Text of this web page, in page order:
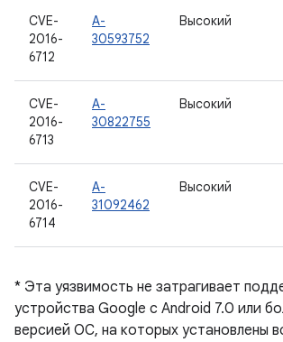
CVE-
2016-
6712
A-
30593752
Высокий
CVE-
2016-
6713
A-
30822755
Высокий
CVE-
2016-
6714
A-
31092462
Высокий
* Эта уязвимость не затрагивает
устройства Google с Android 7.0 или
версией ОС, на которых установлены